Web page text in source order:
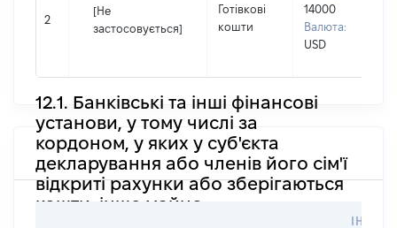
2
[Не
застосовується]
Готівкові
кошти
14000
Валюта:
USD
12.1. Банківські та інші фінансові
установи, у тому числі за
кордоном, у яких у суб'єкта
декларування або членів його сім'ї
відкриті рахунки або зберігаються
кошти, інше майно